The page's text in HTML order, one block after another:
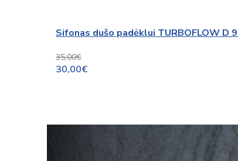
Sifonas dušo padėklui TURBOFLOW D
35,00€
30,00€